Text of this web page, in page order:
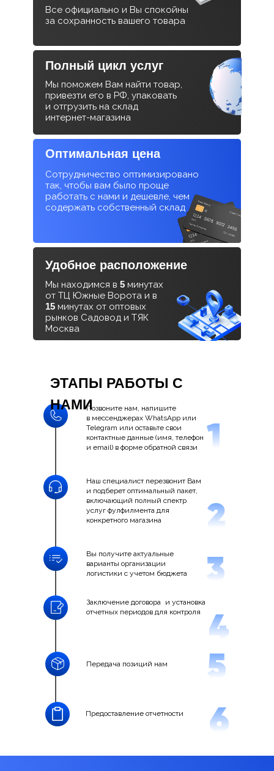
Полный цикл услуг
Мы поможем Вам найти товар,
привезти его в РФ, упаковать
и отгрузить на склад
интернет-магазина
Оптимальная цена
Сотрудничество оптимизировано
так, чтобы вам было проще
работать с нами и дешевле, чем
содержать собственный склад
Все официально и Вы спокойны
за сохранность вашего товара
Удобное расположение
Мы находимся в 5 минутах
от ТЦ Южные Ворота и в
15 минутах от оптовых
рынков Садовод и ТЯК
Москва
Позвоните нам, напишите
в мессенджерах WhatsApp или
Telegram или оставьте свои
контактные данные (имя, телефон
и email) в форме обратной связи
Наш специалист перезвонит Вам
и подберет оптимальный пакет,
включающий полный спектр
услуг фулфилмента для
конкретного магазина
Вы получите актуальные
варианты организации
логистики с учетом бюджета
Предоставление отчетности
Передача позиций нам
Заключение договора и установка
отчетных периодов для контроля
ЭТАПЫ РАБОТЫ С
НАМИ